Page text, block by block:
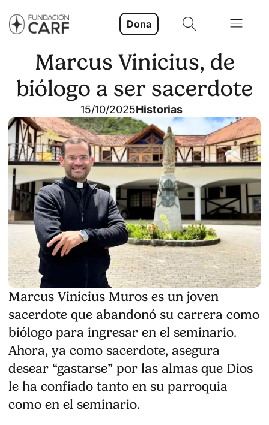
Dona
Marcus Vinicius, de
biólogo a ser sacerdote
15/10/2025Historias
Marcus Vinicius Muros es un joven
sacerdote que abandonó su carrera como
biólogo para ingresar en el seminario.
Ahora, ya como sacerdote, asegura
desear “gastarse” por las almas que Dios
le ha confiado tanto en su parroquia
como en el seminario.